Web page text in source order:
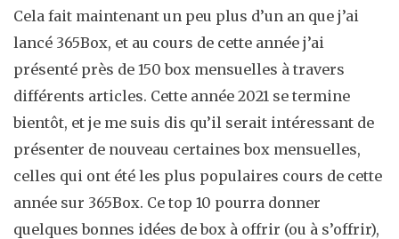
Cela fait maintenant un peu plus d’un an que j’ai
lancé 365Box, et au cours de cette année j’ai
présenté près de 150 box mensuelles à travers
différents articles. Cette année 2021 se termine
bientôt, et je me suis dis qu’il serait intéressant de
présenter de nouveau certaines box mensuelles,
celles qui ont été les plus populaires cours de cette
année sur 365Box. Ce top 10 pourra donner
quelques bonnes idées de box à offrir (ou à s’offrir),